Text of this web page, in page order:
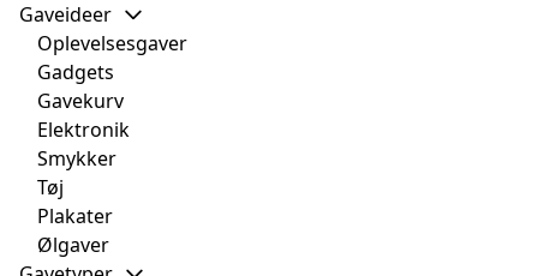
Gaveideer
Oplevelsesgaver
Gadgets
Gavekurv
Elektronik
Smykker
Tøj
Plakater
Ølgaver